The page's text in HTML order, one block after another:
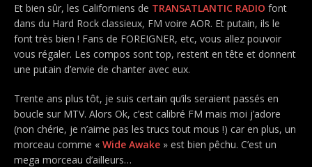
Et bien sûr, les Californiens de TRANSATLANTIC RADIO font
dans du Hard Rock classieux, FM voire AOR. Et putain, ils le
font très bien ! Fans de FOREIGNER, etc, vous allez pouvoir
vous régaler. Les compos sont top, restent en tête et donnent
une putain d’envie de chanter avec eux.
Trente ans plus tôt, je suis certain qu’ils seraient passés en
boucle sur MTV. Alors Ok, c’est calibré FM mais moi j’adore
(non chérie, je n’aime pas les trucs tout mous !) car en plus, un
morceau comme « Wide Awake » est bien pêchu. C’est un
mega morceau d’ailleurs…